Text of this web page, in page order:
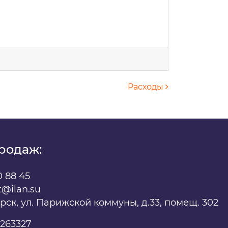
Расходы
88 45
ул. Парижской коммуны, д.33, помещ. 302